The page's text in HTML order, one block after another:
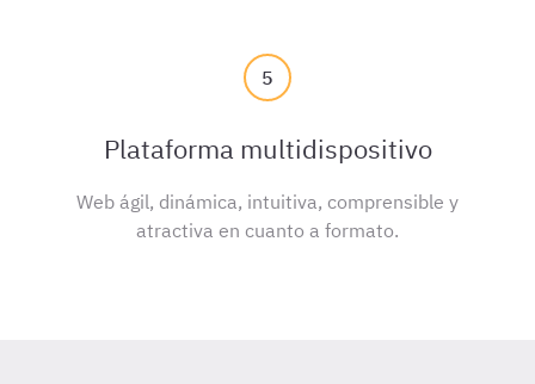
5
Plataforma multidispositivo
Web ágil, dinámica, intuitiva, comprensible y
atractiva en cuanto a formato.